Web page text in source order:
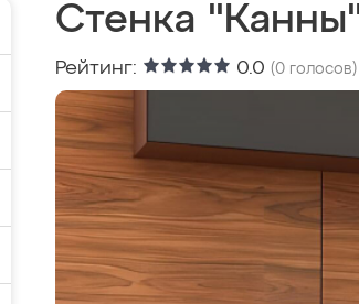
Стенка
Рейтинг: 0.0 (0 голосов)